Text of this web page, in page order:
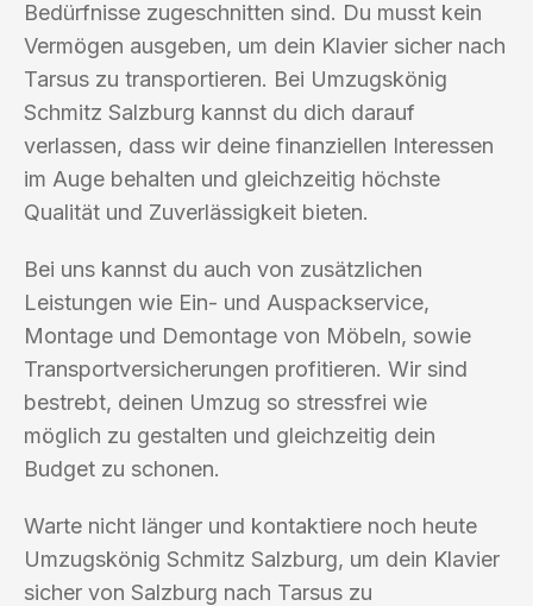
Bedürfnisse zugeschnitten sind. Du musst kein
Vermögen ausgeben, um dein Klavier sicher nach
Tarsus zu transportieren. Bei Umzugskönig
Schmitz Salzburg kannst du dich darauf
verlassen, dass wir deine finanziellen Interessen
im Auge behalten und gleichzeitig höchste
Qualität und Zuverlässigkeit bieten.
Bei uns kannst du auch von zusätzlichen
Leistungen wie Ein- und Auspackservice,
Montage und Demontage von Möbeln, sowie
Transportversicherungen profitieren. Wir sind
bestrebt, deinen Umzug so stressfrei wie
möglich zu gestalten und gleichzeitig dein
Budget zu schonen.
Warte nicht länger und kontaktiere noch heute
Umzugskönig Schmitz Salzburg, um dein Klavier
sicher von Salzburg nach Tarsus zu